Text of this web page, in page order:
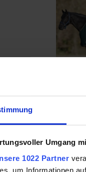
Umgang
1022 Partner
um Informationen